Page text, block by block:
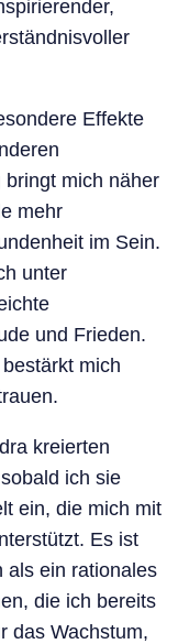
Effekte
mich näher
mehr
im Sein.
unter
und Frieden.
mich
kreierten
ich sie
ein, die mich mit
Es ist
als ein rationales
die ich bereits
das Wachstum,